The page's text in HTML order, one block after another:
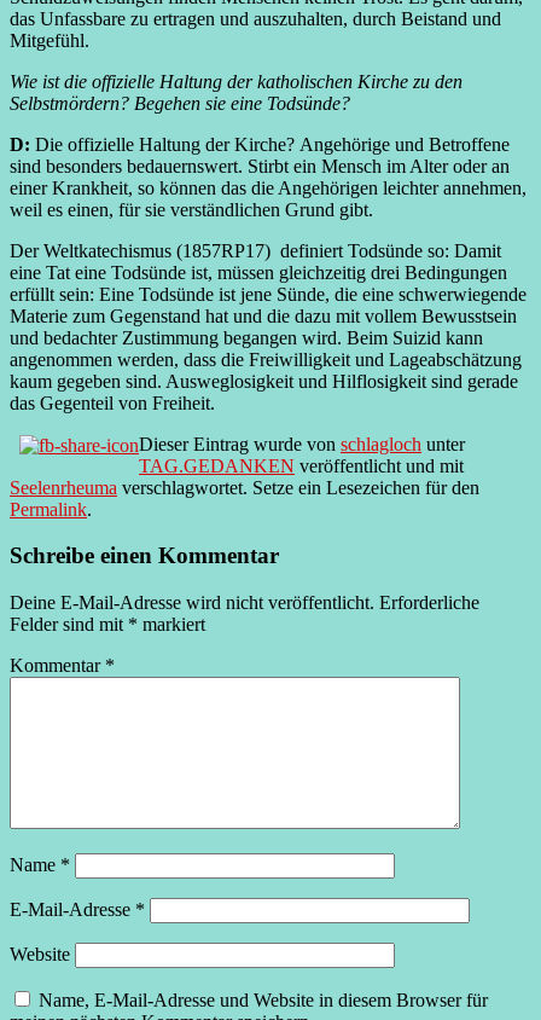
das Unfassbare zu ertragen und auszuhalten, durch Beistand und
Mitgefühl.
Wie ist die offizielle Haltung der katholischen Kirche zu den
Selbstmördern? Begehen sie eine Todsünde?
D: Die offizielle Haltung der Kirche? Angehörige und Betroffene
sind besonders bedauernswert. Stirbt ein Mensch im Alter oder an
einer Krankheit, so können das die Angehörigen leichter annehmen,
weil es einen, für sie verständlichen Grund gibt.
Der Weltkatechismus (1857RP17) definiert Todsünde so: Damit
eine Tat eine Todsünde ist, müssen gleichzeitig drei Bedingungen
erfüllt sein: Eine Todsünde ist jene Sünde, die eine schwerwiegende
Materie zum Gegenstand hat und die dazu mit vollem Bewusstsein
und bedachter Zustimmung begangen wird. Beim Suizid kann
angenommen werden, dass die Freiwilligkeit und Lageabschätzung
kaum gegeben sind. Ausweglosigkeit und Hilflosigkeit sind gerade
das Gegenteil von Freiheit.
Dieser Eintrag wurde von schlagloch unter
TAG.GEDANKEN veröffentlicht und mit
Seelenrheuma verschlagwortet. Setze ein Lesezeichen für den
Permalink.
Schreibe einen Kommentar
Deine E-Mail-Adresse wird nicht veröffentlicht. Erforderliche
Felder sind mit * markiert
Kommentar *
Name *
E-Mail-Adresse *
Website
Name, E-Mail-Adresse und Website in diesem Browser für